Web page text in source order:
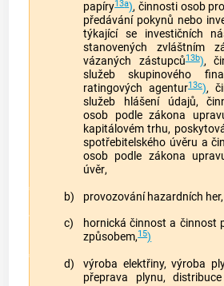
papíry13a), činnosti osob
předávání pokynů nebo
týkající se investičních
stanovených zvláštním
vázaných zástupců13b),
služeb skupinového
ratingových agentur13c),
služeb hlášení údajů,
osob podle zákona
kapitálovém trhu,
spotřebitelského úvěru a
osob podle zákona
úvěr,
b)
provozování hazardních her,
c)
hornická činnost a činnost
způsobem,15)
d)
výroba elektřiny, výroba
přeprava plynu,